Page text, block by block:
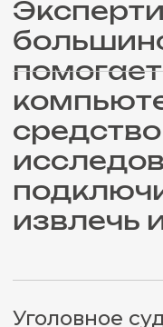
Гражданское
Арбитражный
Защита авторских прав